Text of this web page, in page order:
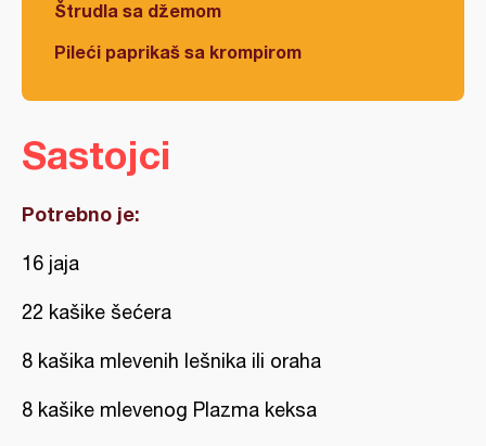
Štrudla sa džemom
Pileći paprikaš sa krompirom
Sastojci
Potrebno je:
16 jaja
22 kašike šećera
8 kašika mlevenih lešnika ili oraha
8 kašike mlevenog Plazma keksa